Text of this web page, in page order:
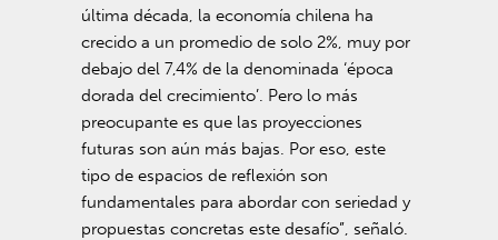
última década, la economía chilena ha
crecido a un promedio de solo 2%, muy por
debajo del 7,4% de la denominada ‘época
dorada del crecimiento’. Pero lo más
preocupante es que las proyecciones
futuras son aún más bajas. Por eso, este
tipo de espacios de reflexión son
fundamentales para abordar con seriedad y
propuestas concretas este desafío”, señaló.